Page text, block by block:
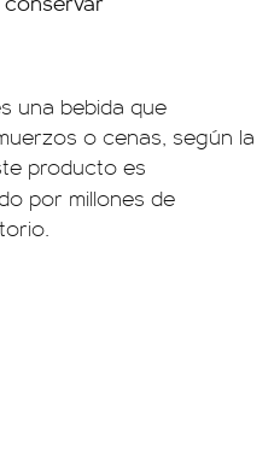
una bebida que
o cenas, según la
producto es
por millones de